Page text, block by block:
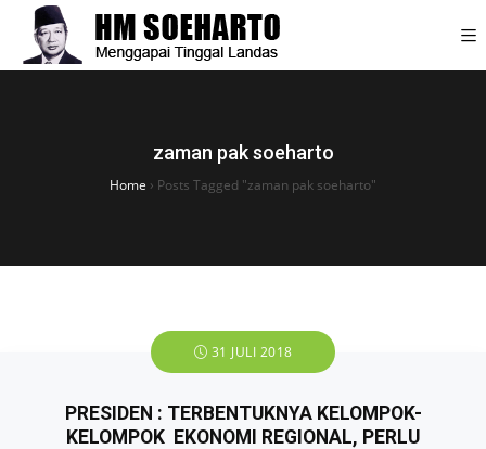
zaman pak soeharto
Home › Posts Tagged "zaman pak soeharto"
31 JULI 2018
PRESIDEN : TERBENTUKNYA KELOMPOK-
KELOMPOK EKONOMI REGIONAL, PERLU